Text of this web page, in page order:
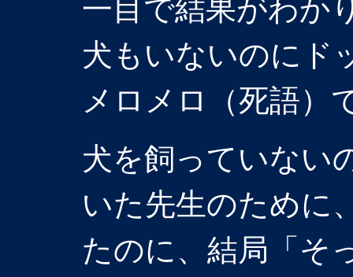
一目で結果がわか
犬もいないのにド
メロメロ（死語）
犬を飼っていない
いた先生のために
たのに、結局「そ